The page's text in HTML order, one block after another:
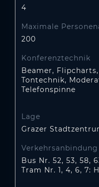
4
Maximale
200
Konferenztechnik
Beamer,
Tontechnik,
Telefonspinne
Lage
Grazer
Verkehrsanbindung
Bus Nr. 52, 53, 58,
Tram Nr. 1, 4, 6, 7: